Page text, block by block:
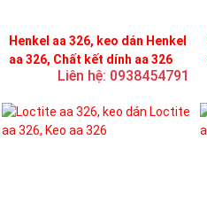
Henkel aa 326, keo dán Henkel
aa 326, Chất kết dính aa 326
Liên hệ: 0938454791